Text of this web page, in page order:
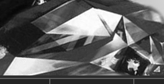
V2.php on line 71
V2.phpon line75